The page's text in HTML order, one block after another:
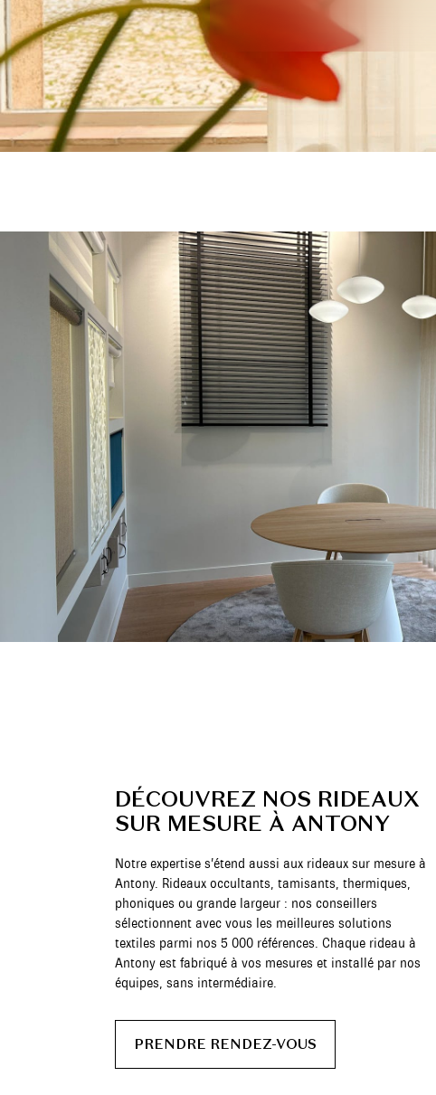
DÉCOUVREZ NOS RIDEAUX
SUR MESURE À ANTONY
Notre expertise s’étend aussi aux rideaux sur mesure à
Antony. Rideaux occultants, tamisants, thermiques,
phoniques ou grande largeur : nos conseillers
sélectionnent avec vous les meilleures solutions
textiles parmi nos 5 000 références. Chaque rideau à
Antony est fabriqué à vos mesures et installé par nos
équipes, sans intermédiaire.
PRENDRE RENDEZ-VOUS